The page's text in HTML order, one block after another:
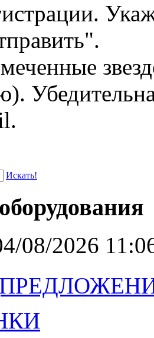
Искать!
08/2026